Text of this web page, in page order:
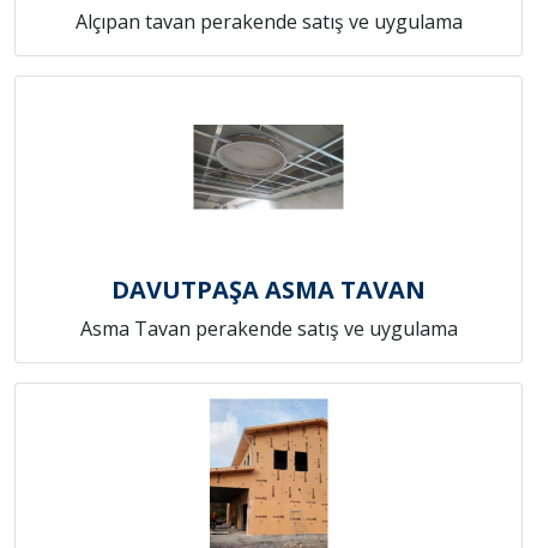
Alçıpan tavan perakende satış ve uygulama
DAVUTPAŞA ASMA TAVAN
Asma Tavan perakende satış ve uygulama